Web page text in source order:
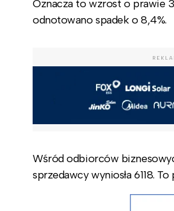
Oznacza to wzrost o prawie
odnotowano spadek o 8,4%.
Wśród odbiorców
sprzedawcy wyniosła 6118.